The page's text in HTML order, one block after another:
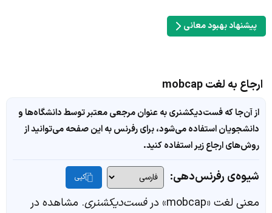
پیشنهاد بهبود معانی
ارجاع به لغت mobcap
از آن‌جا که فست‌دیکشنری به عنوان مرجعی معتبر توسط دانشگاه‌ها و
دانشجویان استفاده می‌شود، برای رفرنس به این صفحه می‌توانید از
روش‌های ارجاع زیر استفاده کنید.
شیوه‌ی رفرنس‌دهی: کپی
معنی لغت «mobcap» در فست‌دیکشنری. مشاهده در